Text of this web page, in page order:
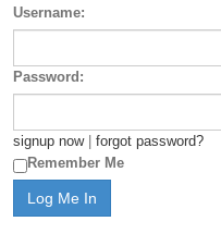
Username:
Password:
signup now| forgot password?
Remember Me